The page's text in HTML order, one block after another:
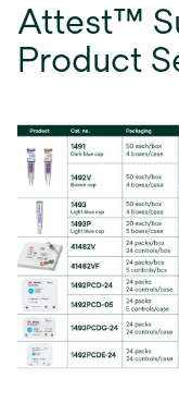
Attest™
Product